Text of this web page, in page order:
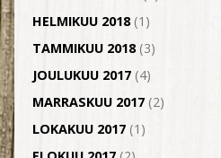
HELMIKUU 2018(1)
TAMMIKUU 2018(3)
JOULUKUU 2017(4)
MARRASKUU 2017(2)
LOKAKUU 2017(1)